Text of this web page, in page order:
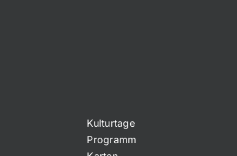
Kulturtage
Programm